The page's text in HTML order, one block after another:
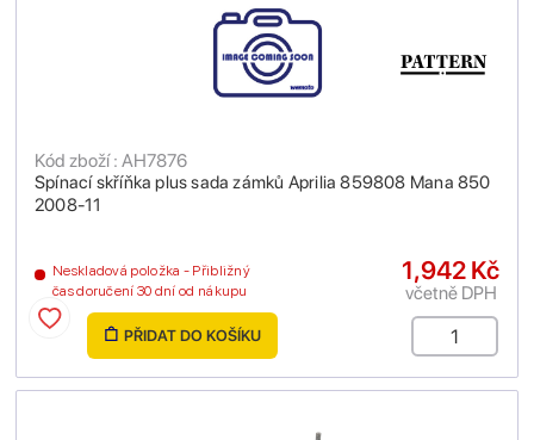
Spínací skříňka plus sada zámků Aprilia 859808 Mana 850
2008-11
Kód zboží : AH7876
Neskladová položka - Přibližný
čas doručení 30 dní od nákupu
1,942 Kč
včetně DPH
PŘIDAT DO KOŠÍKU